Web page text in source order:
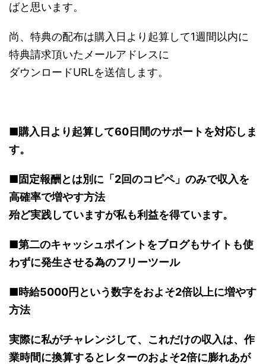
ばと思います。
尚、特典の配布は購入日より起算して1週間以内に
特典請求頂いたメールアドレスに
ダウンロードURLを送信します。
■購入日より起算して60日間のサポートを対応しま
す。
■固定報酬とは別に「2回のコピペ」のみで収入を
高確率で増やす方法
殆ど実践していますが私も利益を得ています。
■第二のキャッシュポイントをブログもサイトも使
わずに発生させる為のフリーツール
■時給5000円という数字をおよそ2倍以上に増やす
方法
実際に私がチャレンジして、これだけの収入は、作
業時間に換算するとレターのおよそ2倍に膨れあが